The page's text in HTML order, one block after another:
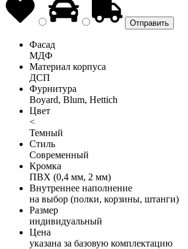
Фасад
МДФ
Материал корпуса
ДСП
Фурнитура
Boyard, Blum, Hettich
Цвет
<
Темный
Стиль
Современный
Кромка
ПВХ (0,4 мм, 2 мм)
Внутреннее наполнение
на выбор (полки, корзины, штанги)
Размер
индивидуальный
Цена
указана за базовую комплектацию